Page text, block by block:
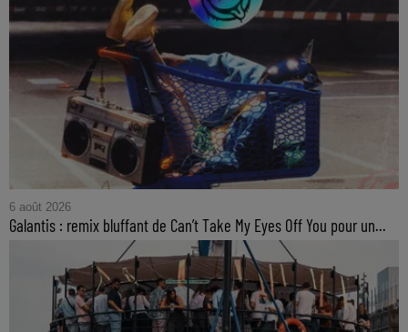
6 août 2026
Galantis : remix bluffant de Can’t Take My Eyes Off You pour un...